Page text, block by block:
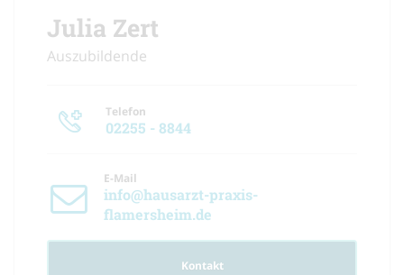
Julia Zert
Auszubildende
Telefon
02255 - 8844
E-Mail
info@hausarzt-praxis-
flamersheim.de
Kontakt